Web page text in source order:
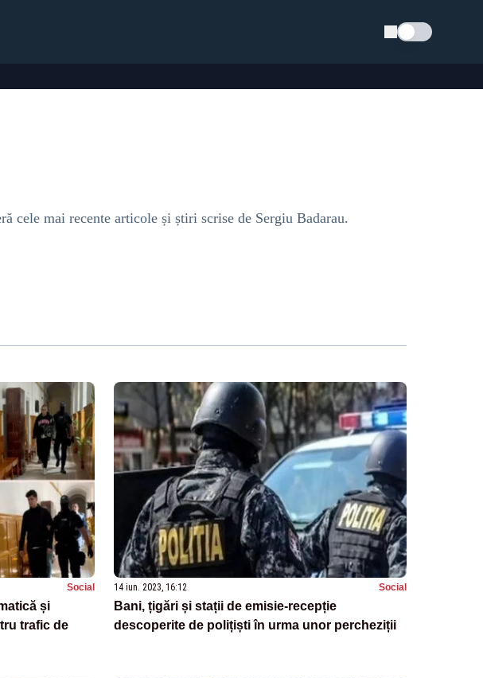
Schimba tema
cele mai recente articole și știri scrise de Sergiu Badarau.
Social
și
trafic de
14 iun. 2023, 16:12 Social
Bani, țigări și stații de emisie-recepție
descoperite de polițiști în urma unor percheziții